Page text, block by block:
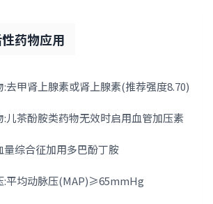
药物应用
:去甲肾上腺素或肾上腺素(推荐强度8.70)
:儿茶酚胺类药物无效时启用血管加压素
量综合征加用多巴酚丁胺
:平均动脉压(MAP)≥65mmHg